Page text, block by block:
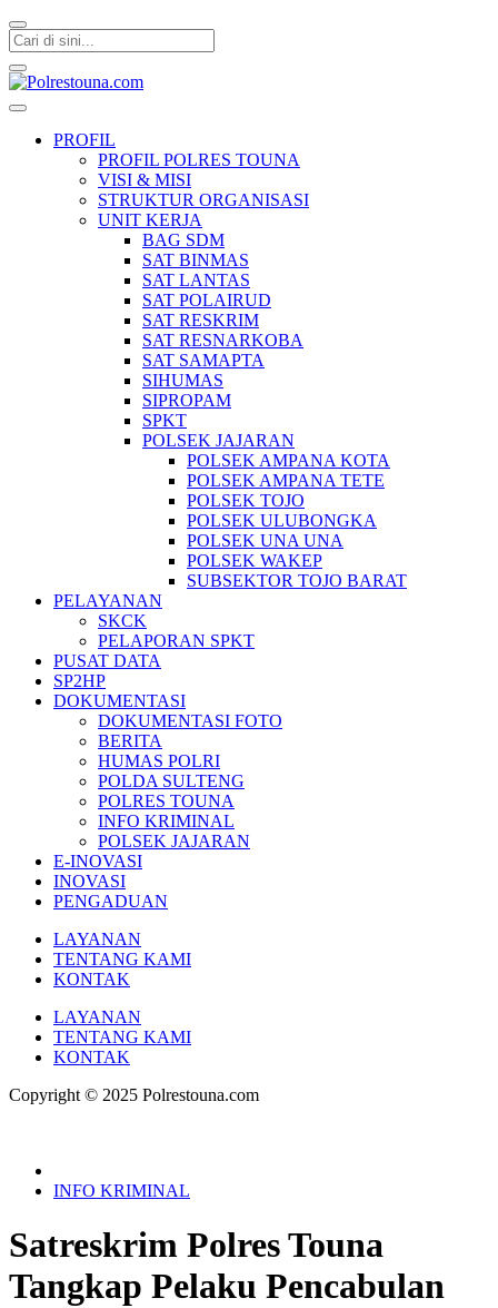
PROFIL
PROFIL POLRES TOUNA
VISI & MISI
STRUKTUR ORGANISASI
UNIT KERJA
BAG SDM
SAT BINMAS
SAT LANTAS
SAT POLAIRUD
SAT RESKRIM
SAT RESNARKOBA
SAT SAMAPTA
SIHUMAS
SIPROPAM
SPKT
POLSEK JAJARAN
POLSEK AMPANA KOTA
POLSEK AMPANA TETE
POLSEK TOJO
POLSEK ULUBONGKA
POLSEK UNA UNA
POLSEK WAKEP
SUBSEKTOR TOJO BARAT
PELAYANAN
SKCK
PELAPORAN SPKT
PUSAT DATA
SP2HP
DOKUMENTASI
DOKUMENTASI FOTO
BERITA
HUMAS POLRI
POLDA SULTENG
POLRES TOUNA
INFO KRIMINAL
POLSEK JAJARAN
E-INOVASI
INOVASI
PENGADUAN
LAYANAN
TENTANG KAMI
KONTAK
LAYANAN
TENTANG KAMI
KONTAK
Copyright © 2025 Polrestouna.com
INFO KRIMINAL
Satreskrim Polres Touna
Tangkap Pelaku Pencabulan